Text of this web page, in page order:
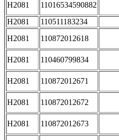
H2081 11016534590882
H2081
110511183234
H2081
110872012618
H2081 110460799834
H2081 110872012671
H2081 110872012672
H2081 110872012673